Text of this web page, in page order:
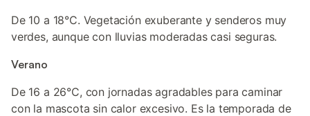
De 10 a 18°C. Vegetación exuberante y senderos muy
verdes, aunque con lluvias moderadas casi seguras.
Verano
De 16 a 26°C, con jornadas agradables para caminar
con la mascota sin calor excesivo. Es la temporada de